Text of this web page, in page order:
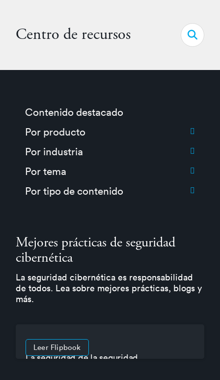
Centro de recursos Open
Contenido destacado
Toggle submenu for:
Por producto
Toggle submenu for:
Por industria
Toggle submenu for:
Por tema
Toggle submenu for:
Por tipo de contenido
Mejores prácticas de seguridad
cibernética
La seguridad cibernética es responsabilidad
de todos. Lea sobre mejores prácticas, blogs y
más.
La seguridad de la seguridad
Leer Flipbook